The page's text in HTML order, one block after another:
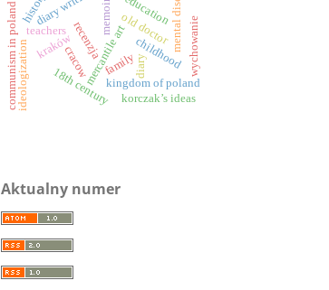
mercantile art
cracow childhood
education
family
mental disease
18th centurykingdom of poland
krakówrecenzja wychowanie
teachers
ideologization
communism in poland diary
memoire old doctor
korczak’s ideas
Aktualny numer